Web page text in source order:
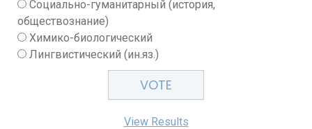
Социально-гуманитарный (история,
обществознание)
Химико-биологический
Лингвистический (ин.яз.)
View Results